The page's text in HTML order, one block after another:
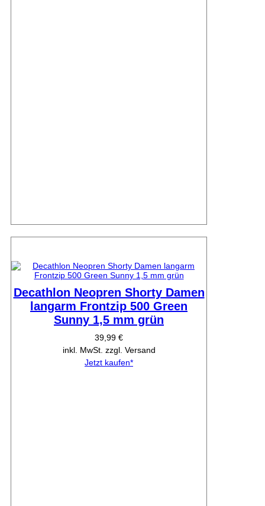
Decathlon Neopren Shorty Damen
langarm Frontzip 500 Green
Sunny 1,5 mm grün
39,99 €
inkl. MwSt. zzgl. Versand
Jetzt kaufen*